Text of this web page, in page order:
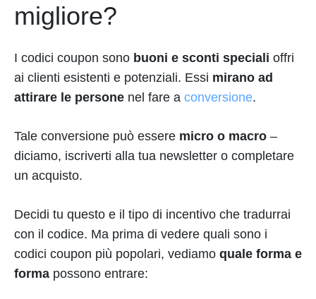
migliore?
I codici coupon sono buoni e sconti speciali offri
ai clienti esistenti e potenziali. Essi mirano ad
attirare le persone nel fare a conversione.
Tale conversione può essere micro o macro –
diciamo, iscriverti alla tua newsletter o completare
un acquisto.
Decidi tu questo e il tipo di incentivo che tradurrai
con il codice. Ma prima di vedere quali sono i
codici coupon più popolari, vediamo quale forma e
forma possono entrare: